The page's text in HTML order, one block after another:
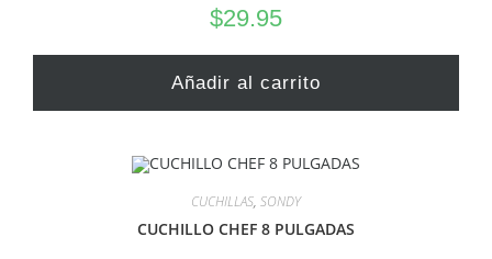
$29.95
Añadir al carrito
CUCHILLAS, SONDY
CUCHILLO CHEF 8 PULGADAS